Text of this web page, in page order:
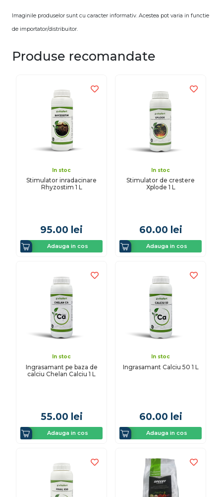
Imaginile produselor sunt cu caracter informativ. Acestea pot varia in functie
de importator/distribuitor.
Produse recomandate
In stoc
Stimulator inradacinare
Rhyzostim 1 L
95.00 lei
Adauga in cos
In stoc
Stimulator de crestere
Xplode 1 L
60.00 lei
Adauga in cos
In stoc
Ingrasamant pe baza de
calciu Chelan Calciu 1 L
55.00 lei
Adauga in cos
In stoc
Ingrasamant Calciu 50 1 L
60.00 lei
Adauga in cos